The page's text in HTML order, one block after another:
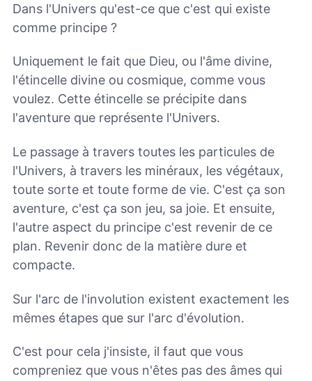
Dans l'Univers qu'est-ce que c'est qui existe
comme principe ?
Uniquement le fait que Dieu, ou l'âme divine,
l'étincelle divine ou cosmique, comme vous
voulez. Cette étincelle se précipite dans
l'aventure que représente l'Univers.
Le passage à travers toutes les particules de
l'Univers, à travers les minéraux, les végétaux,
toute sorte et toute forme de vie. C'est ça son
aventure, c'est ça son jeu, sa joie. Et ensuite,
l'autre aspect du principe c'est revenir de ce
plan. Revenir donc de la matière dure et
compacte.
Sur l'arc de l'involution existent exactement les
mêmes étapes que sur l'arc d'évolution.
C'est pour cela j'insiste, il faut que vous
compreniez que vous n'êtes pas des âmes qui